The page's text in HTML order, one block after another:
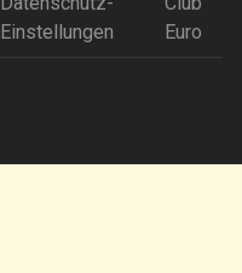
Einstellungen
Euro